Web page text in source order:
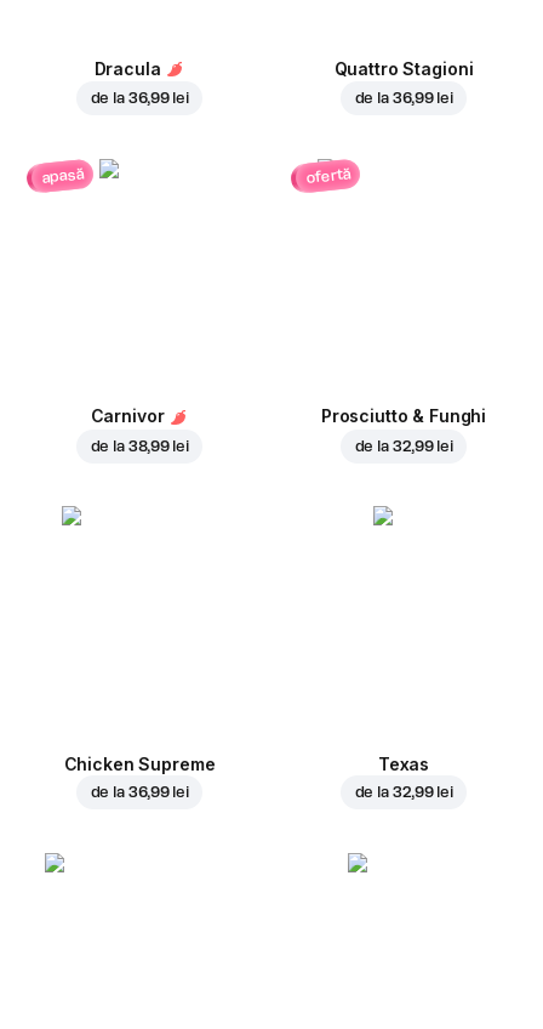
Dracula
de la 36,99 lei
Quattro Stagioni
de la 36,99 lei
apasă
Carnivor
de la 38,99 lei
ofertă
Prosciutto & Funghi
de la 32,99 lei
Chicken Supreme
de la 36,99 lei
Texas
de la 32,99 lei